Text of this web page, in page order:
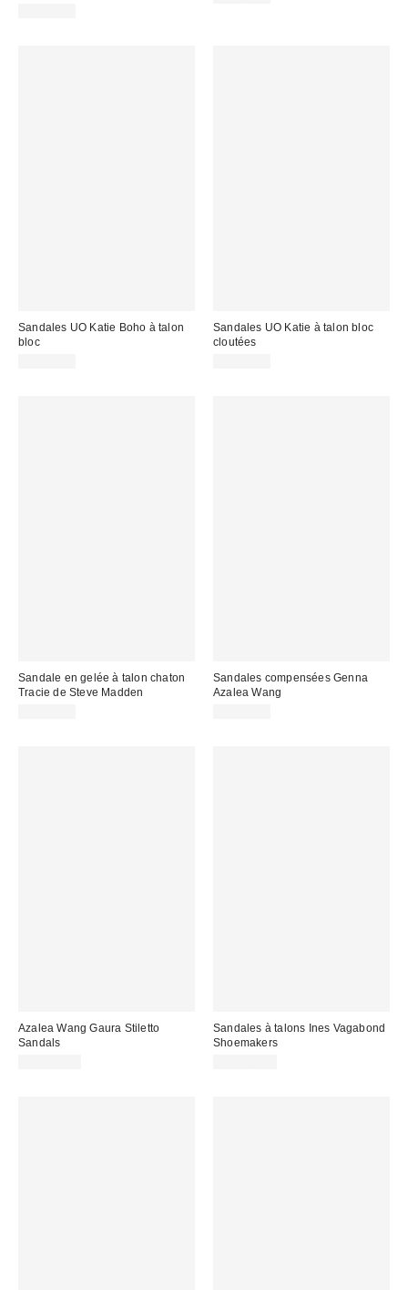
Sandales UO Katie Boho à talon
bloc
Sandales UO Katie à talon bloc
cloutées
Sandale en gelée à talon chaton
Tracie de Steve Madden
Sandales compensées Genna
Azalea Wang
Azalea Wang Gaura Stiletto
Sandals
Sandales à talons Ines Vagabond
Shoemakers